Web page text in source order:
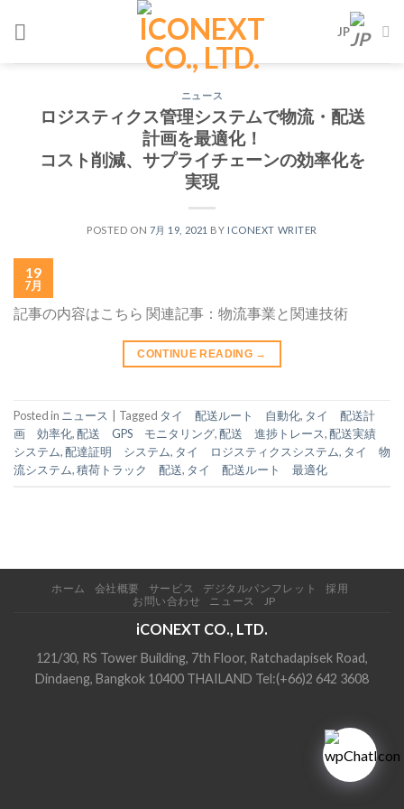
JP
ニュース
ロジスティクス管理システムで物流・配送
計画を最適化！
コスト削減、サプライチェーンの効率化を
実現
POSTED ON 7月 19, 2021 BY ICONEXT WRITER
19
7月
記事の内容はこちら 関連記事：物流事業と関連技術
CONTINUE READING →
Posted in ニュース Tagged タイ 配送ルート 自動化, タイ 配送計
画 効率化,配送 GPS モニタリング,配送 進捗トレース,配送実績
システム,配達証明 システム, タイ ロジスティクスシステム, タイ 物
流システム,積荷トラック 配送, タイ 配送ルート 最適化
ホーム 会社概要 サービス デジタルパンフレット
採用
お問い合わせ
ニュース JP
iCONEXT CO., LTD.
121/30, RS Tower Building, 7th Floor, Ratchadapisek Road,
Dindaeng, Bangkok 10400 THAILAND Tel:(+66)2 642 3608